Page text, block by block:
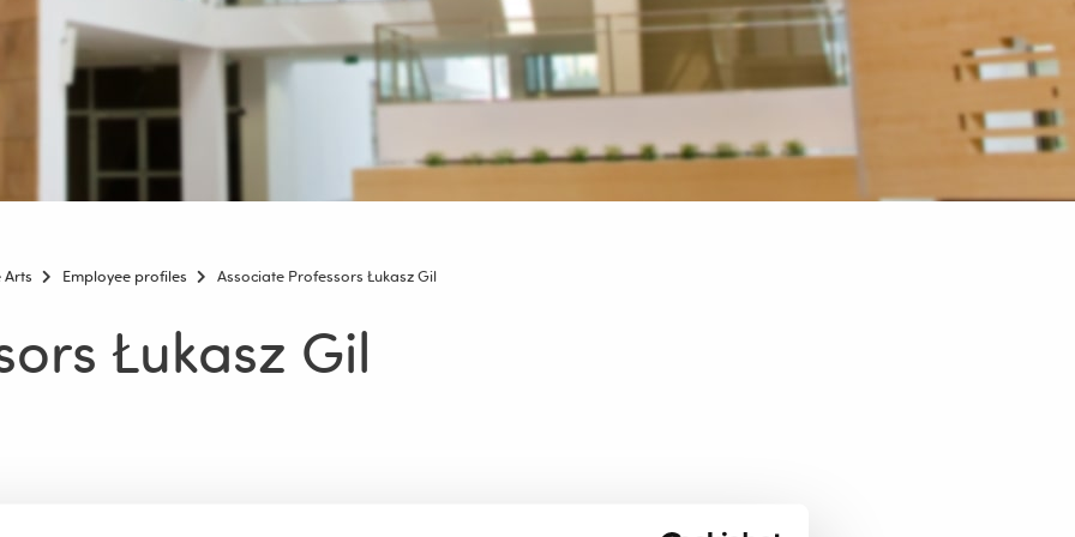
Arts Employee profiles Associate Professors Łukasz Gil
Łukasz Gil